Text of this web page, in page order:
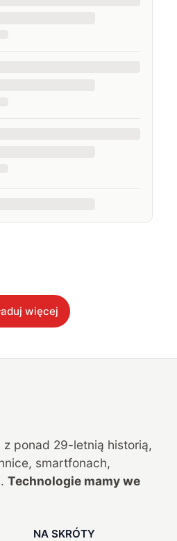
więcej
z ponad 29-letnią historią,
smartfonach,
Technologie mamy we
NA SKRÓTY